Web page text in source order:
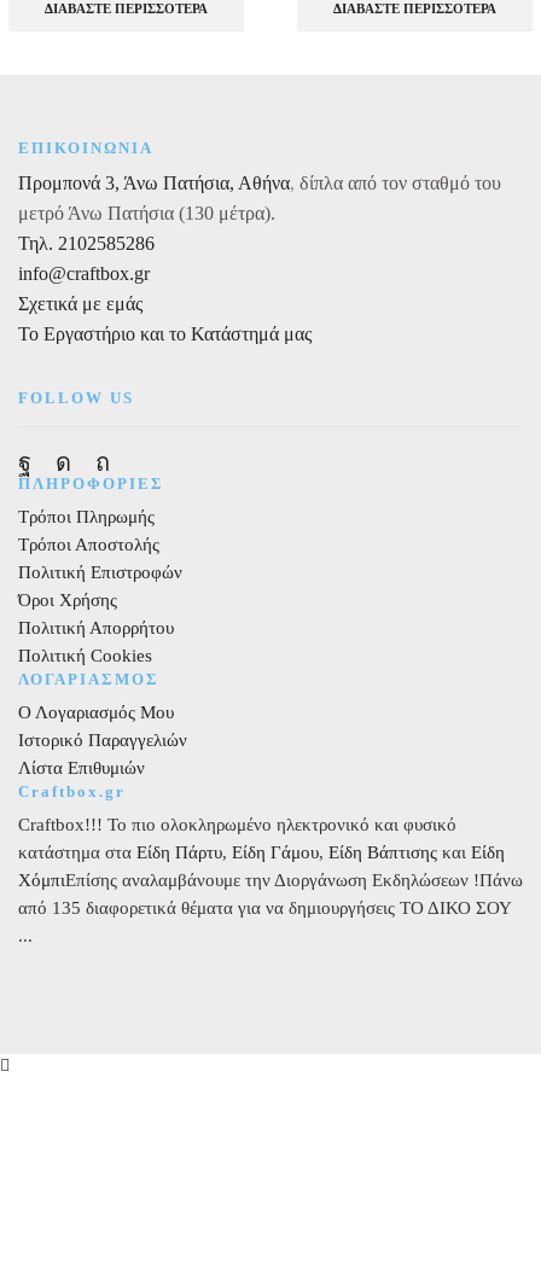
ΔΙΑΒΆΣΤΕ ΠΕΡΙΣΣΌΤΕΡΑ ΔΙΑΒΆΣΤΕ ΠΕΡΙΣΣΌΤΕΡΑ
ΕΠΙΚΟΙΝΩΝΙΑ
Προμπονά 3, Άνω Πατήσια, Αθήνα, δίπλα από τον σταθμό του
μετρό Άνω Πατήσια (130 μέτρα).
Τηλ. 2102585286
info@craftbox.gr
Σχετικά με εμάς
Το Εργαστήριο και το Κατάστημά μας
FOLLOW US
Facebook
Instagram
Pinterest
ΠΛΗΡΟΦΟΡΙΕΣ
Τρόποι Πληρωμής
Τρόποι Αποστολής
Πολιτική Επιστροφών
Όροι Χρήσης
Πολιτική Απορρήτου
Πολιτική Cookies
ΛΟΓΑΡΙΑΣΜΟΣ
Ο Λογαριασμός Μου
Ιστορικό Παραγγελιών
Λίστα Επιθυμιών
Craftbox.gr
Craftbox!!! Το πιο ολοκληρωμένο ηλεκτρονικό και φυσικό
κατάστημα στα Είδη Πάρτυ, Είδη Γάμου, Είδη Βάπτισης και Είδη
ΧόμπιΕπίσης αναλαμβάνουμε την Διοργάνωση Εκδηλώσεων !Πάνω
από 135 διαφορετικά θέματα για να δημιουργήσεις ΤΟ ΔΙΚΟ ΣΟΥ
...